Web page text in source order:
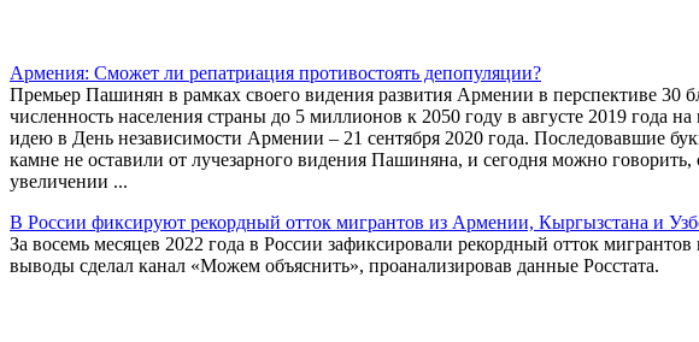
Армения: Сможет ли репатриация противостоять депопуляции?
Премьер Пашинян в рамках своего видения развития Армении в перспективе 30
численность населения страны до 5 миллионов к 2050 году в августе 2019 года
идею в День независимости Армении – 21 сентября 2020 года. Последовавшие
камне не оставили от лучезарного видения Пашиняна, и сегодня можно
увеличении ...
В России фиксируют рекордный отток мигрантов из Армении, Кыргызстана и
За восемь месяцев 2022 года в России зафиксировали рекордный отток
выводы сделал канал «Можем объяснить», проанализировав данные Росстата.